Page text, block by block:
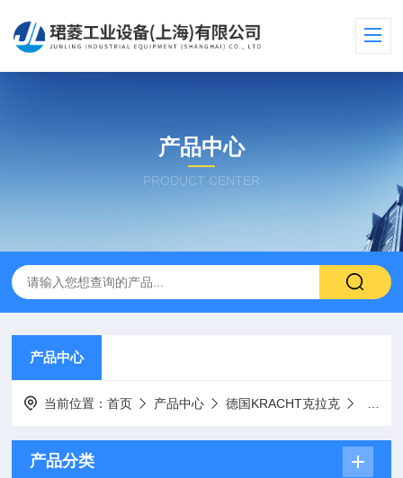
产品中心
PRODUCT CENTER
产品中心
当前位置：首页 产品中心 德国KRACHT克拉克
产品分类